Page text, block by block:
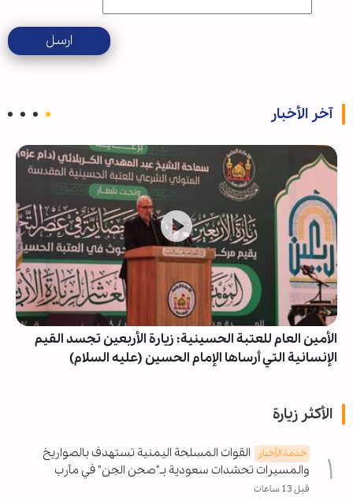
ارسل
آخر الأخبار
الأمين العام للعتبة الحسينية: زيارة الأربعين تجسد القيم
الإنسانية التي أرساها الإمام الحسين (عليه السلام)
الأكثر زيارة
خدمة الأخبار
القوات المسلحة اليمنية تستهدف بالصواريخ
والمسيرات تحشدات سعودية بـ"صحن الجن" في مأرب
قبل 13 ساعات